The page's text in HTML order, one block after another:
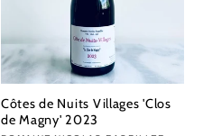
Côtes de Nuits Villages 'Clos
de Magny' 2023